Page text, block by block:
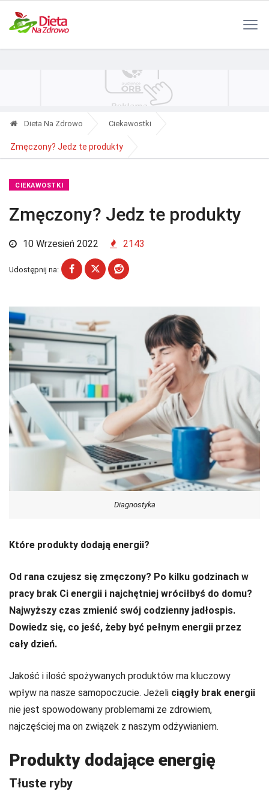
Dieta Na Zdrowo Ciekawostki
Zmęczony? Jedz te produkty
CIEKAWOSTKI
Zmęczony? Jedz te produkty
10 Wrzesień 2022 2143
Udostępnij na:
Diagnostyka
Które produkty dodają energii?
Od rana czujesz się zmęczony? Po kilku godzinach w
pracy brak Ci energii i najchętniej wróciłbyś do domu?
Najwyższy czas zmienić swój codzienny jadłospis.
Dowiedz się, co jeść, żeby być pełnym energii przez
cały dzień.
Jakość i ilość spożywanych produktów ma kluczowy
wpływ na nasze samopoczucie. Jeżeli ciągły brak energii
nie jest spowodowany problemami ze zdrowiem,
najczęściej ma on związek z naszym odżywianiem.
Produkty dodające energię
Tłuste ryby